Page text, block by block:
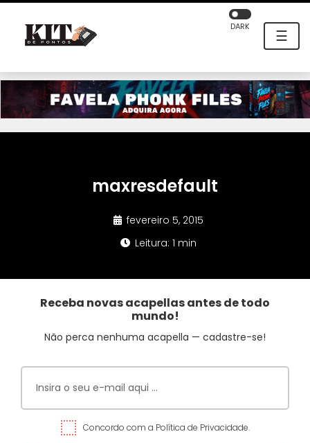
☰
DARK
maxresdefault
fevereiro 5, 2015
Leitura: 1 min
Receba novas acapellas antes de todo
mundo!
Não perca nenhuma acapella — cadastre-se!
Concordo com a Política de Privacidade.